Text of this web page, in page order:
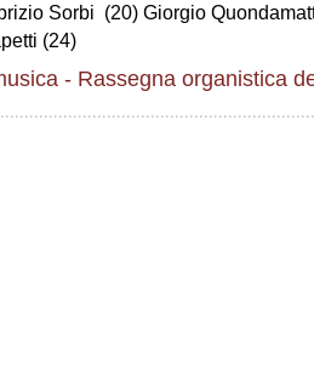
Sorbi (20) Giorgio
(24)
- Rassegna organistica